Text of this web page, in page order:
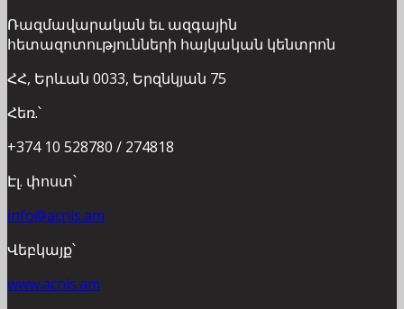
Ռազմավարական եւ ազգային
հետազոտությունների հայկական կենտրոն
ՀՀ, Երևան 0033, Երզնկյան 75
Հեռ.՝
+374 10 528780 / 274818
Էլ. փոստ՝
info@acnis.am
Վեբկայք՝
www.acnis.am